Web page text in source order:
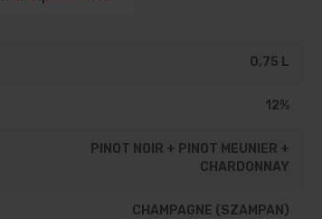
0,75 L
12%
PINOT NOIR + PINOT MEUNIER +
CHARDONNAY
CHAMPAGNE (SZAMPAN)